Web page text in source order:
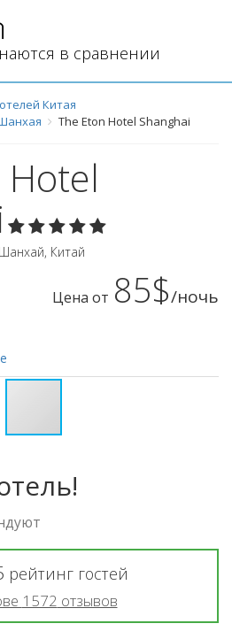
в сравнении
Китая
The Eton Hotel Shanghai
Шанхай, Китай
Цена от 85$/ночь
рейтинг гостей
1572 отзывов